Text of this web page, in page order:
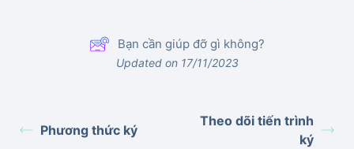
Bạn cần giúp đỡ gì không?
Updated on 17/11/2023
Phương thức ký
Theo dõi tiến trình
ký